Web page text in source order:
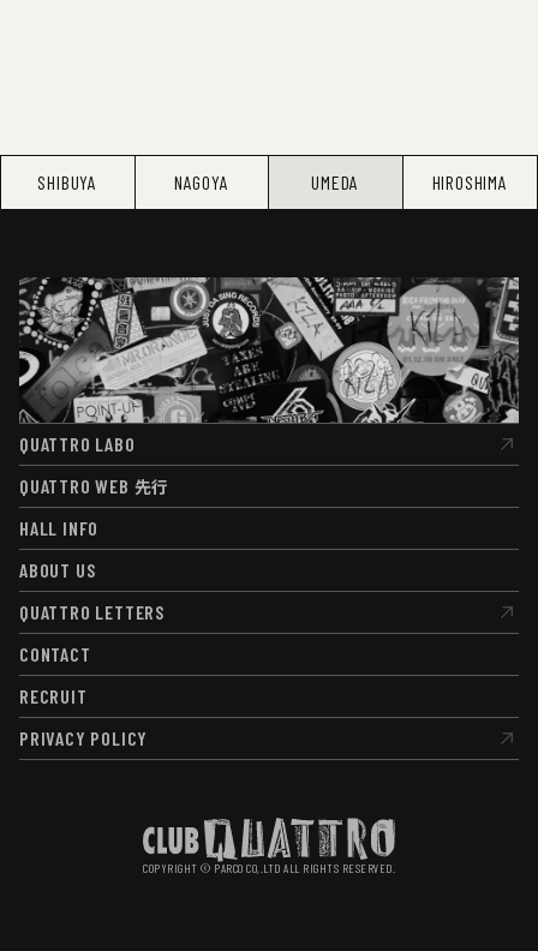
SHIBUYA NAGOYA UMEDA HIROSHIMA
QUATTRO LABO
QUATTRO LABO
QUATTRO WEB 先行
QUATTRO WEB先行
HALL INFO
HALL INFO
ABOUT US
ABOUT US
QUATTRO LETTERS
QUATTRO LETTERS
CONTACT
CONTACT
RECRUIT
RECRUIT
PRIVACY POLICY
PRIVACY POLICY
COPYRIGHT © PARCO CO,.LTD ALL RIGHTS RESERVED.